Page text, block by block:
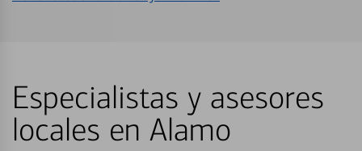
Especialistas y asesores
locales en Alamo